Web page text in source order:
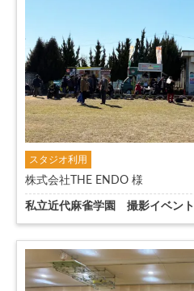
スタジオ利用
株式会社THE ENDO 様
私立近代麻雀学園 撮影イベント